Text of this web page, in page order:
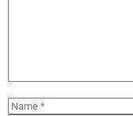
Name